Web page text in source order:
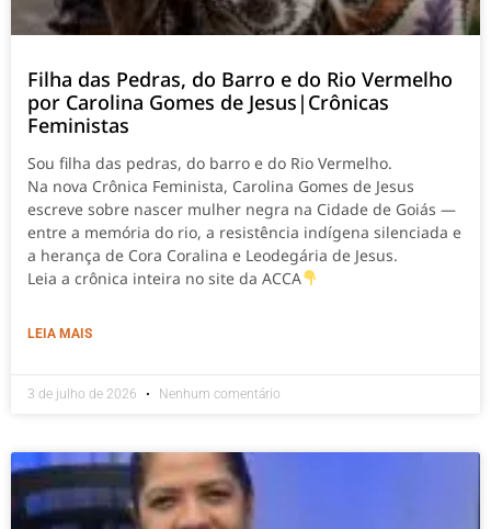
Filha das Pedras, do Barro e do Rio Vermelho
por Carolina Gomes de Jesus|Crônicas
Feministas
Sou filha das pedras, do barro e do Rio Vermelho.
Na nova Crônica Feminista, Carolina Gomes de Jesus
escreve sobre nascer mulher negra na Cidade de Goiás —
entre a memória do rio, a resistência indígena silenciada e
a herança de Cora Coralina e Leodegária de Jesus.
Leia a crônica inteira no site da ACCA
LEIA MAIS
3 de julho de 2026 Nenhum comentário